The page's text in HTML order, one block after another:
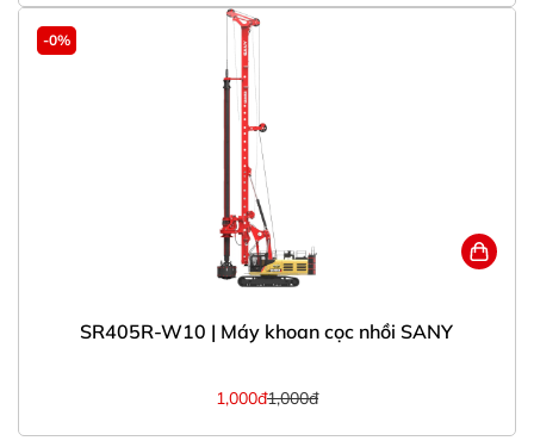
-0%
SR405R-W10 | Máy khoan cọc nhồi SANY
1,000đ1,000đ